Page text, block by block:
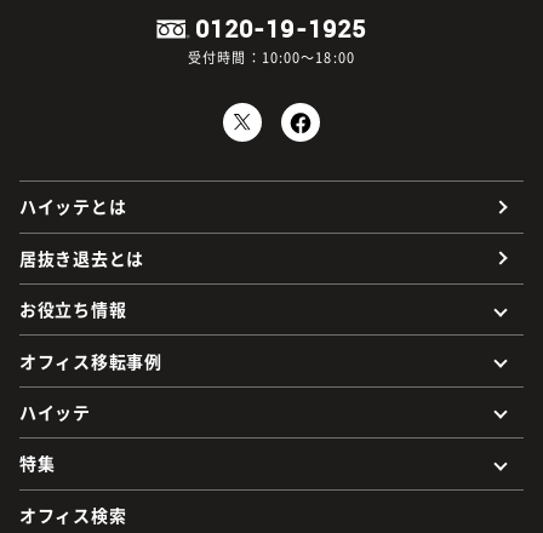
0120-19-1925
受付時間：10:00～18:00
ハイッテとは
居抜き退去とは
お役立ち情報
オフィス移転事例
ハイッテ
特集
オフィス検索